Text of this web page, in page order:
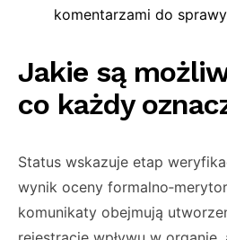
komentarzami do
Jakie są
co każdy
Status wskazuje etap
wynik oceny
komunikaty obejmują